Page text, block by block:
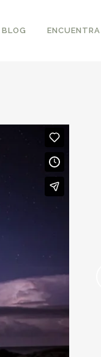
BLOG